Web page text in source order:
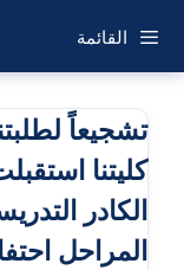
القائمة
تشجيعاً
كليتنا
الكادر
المراحل